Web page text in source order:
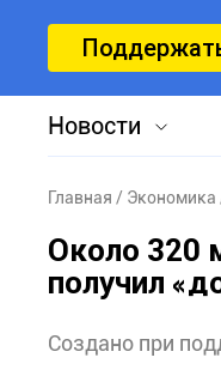
Новости
Главная Экономика
Около 320
получил
Создано при